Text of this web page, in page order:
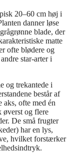
20–60 cm høj i
danner løse
blade, der
matte
ofte blødere og
star-arter i
og trekantede i
består af
aks, ofte med én
øverst og flere
De små frugter
har en lys,
hvilket forstærker